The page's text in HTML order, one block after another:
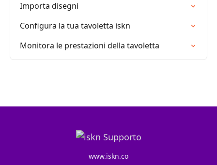
Importa disegni
Configura la tua tavoletta iskn
Monitora le prestazioni della tavoletta
www.iskn.co